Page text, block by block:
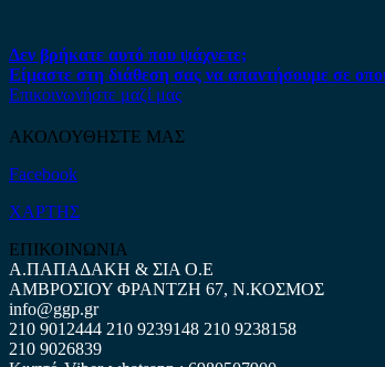
Δεν βρήκατε αυτό που ψάχνετε;
Είμαστε στη διάθεση σας να απαντήσουμε σε
Επικοινωνήστε μαζί μας
ΑΚΟΛΟΥΘΗΣΤΕ ΜΑΣ
Facebook
ΧΑΡΤΗΣ
ΕΠΙΚΟΙΝΩΝΙΑ
Α.ΠΑΠΑΔΑΚΗ & ΣΙΑ Ο.Ε
ΑΜΒΡΟΣΙΟΥ ΦΡΑΝΤΖΗ 67, Ν.ΚΟΣΜΟΣ
info@ggp.gr
210 9012444 210 9239148 210 9238158
210 9026839